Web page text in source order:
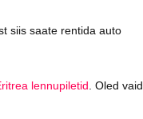
siis saate rentida auto
lennupiletid . Oled vaid